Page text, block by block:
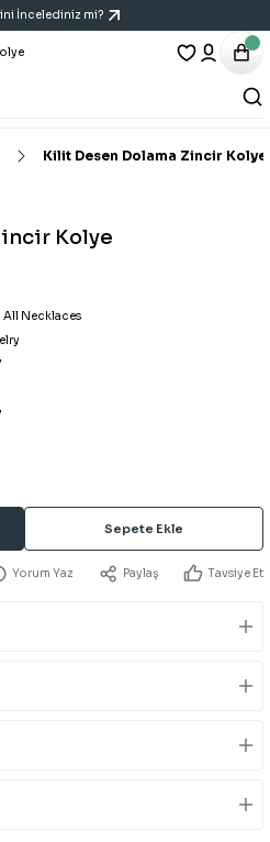
İncelediniz mi?
Kilit Desen Dolama Zincir Kolye
Kolye
All Necklaces
Sepete Ekle
Yorum Yaz Paylaş Tavsiye Et
Geri Dön
Geri Dön
Geri Dön